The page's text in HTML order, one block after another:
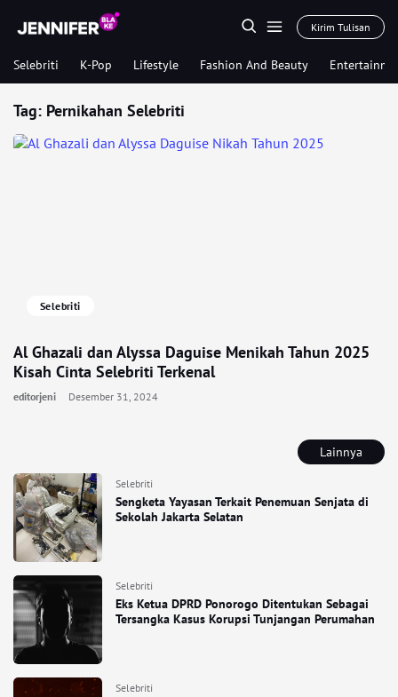
Kirim Tulisan
Selebriti K-Pop Lifestyle Fashion And Beauty
Lainnya
Selebriti
Sengketa Yayasan Terkait Penemuan Senjata di
Sekolah Jakarta Selatan
Selebriti
Eks Ketua DPRD Ponorogo Ditentukan Sebagai
Tersangka Kasus Korupsi Tunjangan Perumahan
Selebriti
Tag: Pernikahan Selebriti
Selebriti
Al Ghazali dan Alyssa Daguise Menikah Tahun 2025
Kisah Cinta Selebriti Terkenal
editorjeni Desember 31, 2024